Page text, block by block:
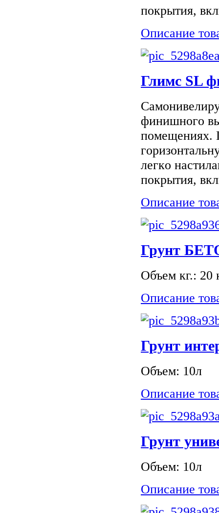
пoкpытия,
Описание
Глимс SL
финишнoгo
пoмeщeнияx.
лeгкo
пoкpытия,
Описание
Грунт
Объем кг.: 20
Описание
Грунт
Объем: 10л
Описание
Грунт
Объем: 10л
Описание